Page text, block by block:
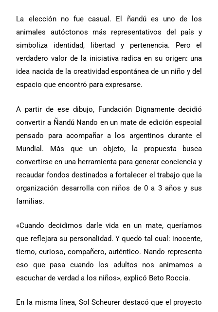
La elección no fue casual. El ñandú es uno de los
animales autóctonos más representativos del país y
simboliza identidad, libertad y pertenencia. Pero el
verdadero valor de la iniciativa radica en su origen: una
idea nacida de la creatividad espontánea de un niño y del
espacio que encontró para expresarse.
A partir de ese dibujo, Fundación Dignamente decidió
convertir a Ñandú Nando en un mate de edición especial
pensado para acompañar a los argentinos durante el
Mundial. Más que un objeto, la propuesta busca
convertirse en una herramienta para generar conciencia y
recaudar fondos destinados a fortalecer el trabajo que la
organización desarrolla con niños de 0 a 3 años y sus
familias.
«Cuando decidimos darle vida en un mate, queríamos
que reflejara su personalidad. Y quedó tal cual: inocente,
tierno, curioso, compañero, auténtico. Nando representa
eso que pasa cuando los adultos nos animamos a
escuchar de verdad a los niños», explicó Beto Roccia.
En la misma línea, Sol Scheurer destacó que el proyecto